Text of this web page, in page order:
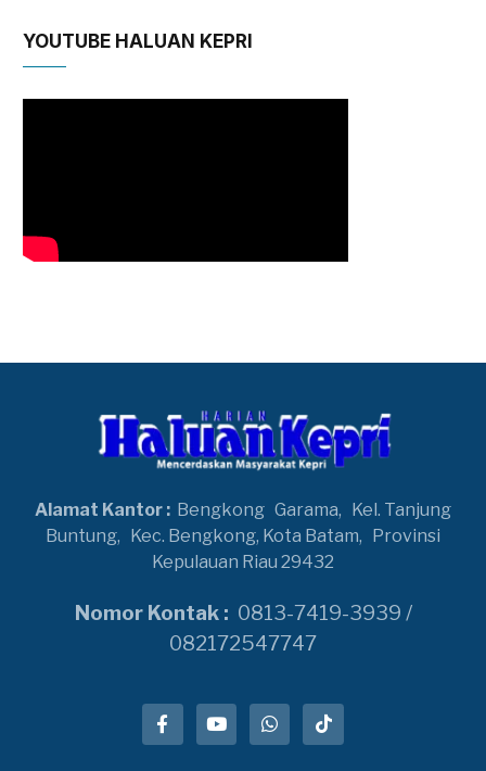
YOUTUBE HALUAN KEPRI
Alamat Kantor : Bengkong Garama, Kel. Tanjung
Buntung, Kec. Bengkong, Kota Batam, Provinsi
Kepulauan Riau 29432
Nomor Kontak : 0813-7419-3939 /
082172547747